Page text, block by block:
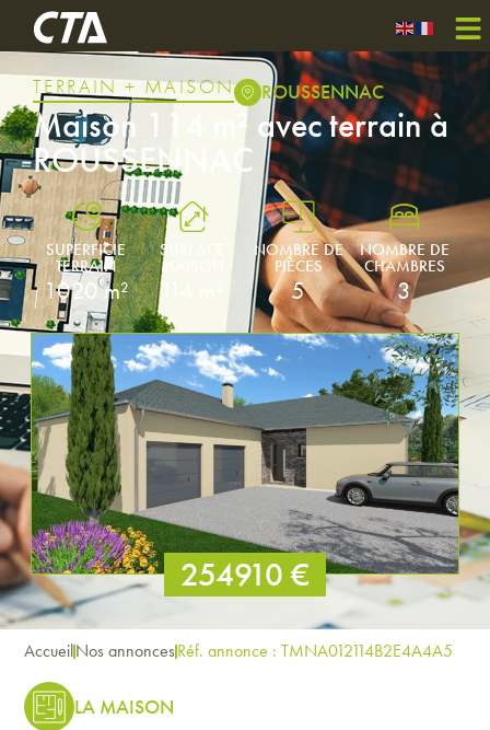
TERRAIN + MAISON ROUSSENNAC
Maison 114 m² avec terrain à
ROUSSENNAC
SUPERFICIE
TERRAIN
1020 m²
SURFACE
MAISON
114 m²
NOMBRE DE
PIÈCES
5
NOMBRE DE
CHAMBRES
3
254910 €
AccueilNos annoncesRéf. annonce : TMNA012114B2E4A4A5
LA MAISON